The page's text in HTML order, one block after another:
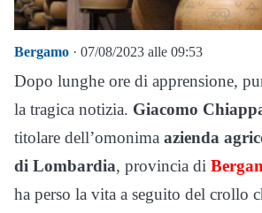
Bergamo · 07/08/2023 alle 09:53
Dopo lunghe ore di apprensione,
la tragica notizia. Giacomo
titolare dell’omonima azienda
di Lombardia, provincia di
ha perso la vita a seguito del crollo